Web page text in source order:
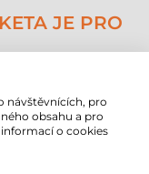
JE PRO
zvážit mnoho
po prostředí použití.
jsou vynikající volbou
požadavků, jako
konzultaci s
dlouhodobé
návštěvnících, pro
obsahu a pro
o cookies